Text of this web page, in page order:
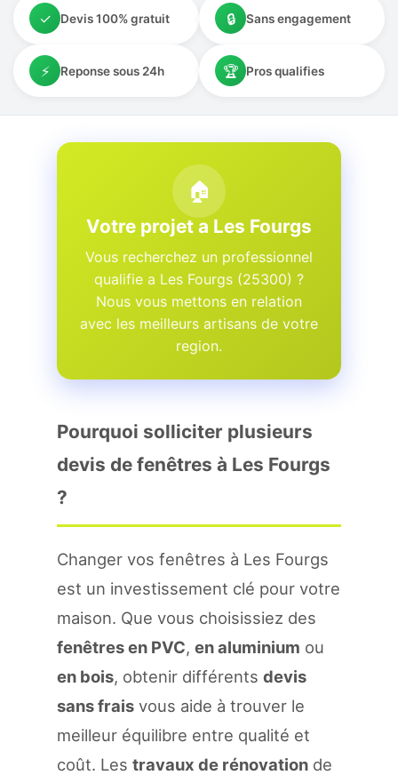
✓ Devis 100% gratuit 🔒 Sans engagement
⚡ Reponse sous 24h 🏆 Pros qualifies
🏠
Votre projet a Les Fourgs
Vous recherchez un professionnel
qualifie a Les Fourgs (25300) ?
Nous vous mettons en relation
avec les meilleurs artisans de votre
region.
Pourquoi solliciter plusieurs
devis de fenêtres à Les Fourgs
?
Changer vos fenêtres à Les Fourgs
est un investissement clé pour votre
maison. Que vous choisissiez des
fenêtres en PVC, en aluminium ou
en bois, obtenir différents devis
sans frais vous aide à trouver le
meilleur équilibre entre qualité et
coût. Les travaux de rénovation de